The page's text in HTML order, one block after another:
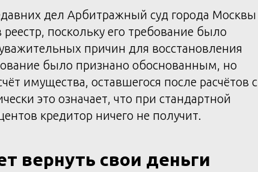
дел Арбитражный суд города Москвы
поскольку его требование было
причин для восстановления
было признано обоснованным, но
имущества, оставшегося после расчётов с
это означает, что при стандартной
кредитор ничего не получит.
вернуть свои деньги